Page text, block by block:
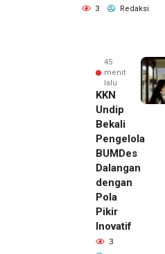
3 Redaksi
45
menit
lalu
KKN
Undip
Bekali
Pengelola
BUMDes
Dalangan
dengan
Pola
Pikir
Inovatif
3
33 menit
Pemilik